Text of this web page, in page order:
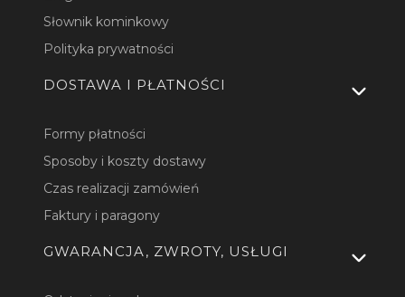
Słownik kominkowy
Polityka prywatności
DOSTAWA I PŁATNOŚCI
Formy płatności
Sposoby i koszty dostawy
Czas realizacji zamówień
Faktury i paragony
GWARANCJA, ZWROTY, USŁUGI